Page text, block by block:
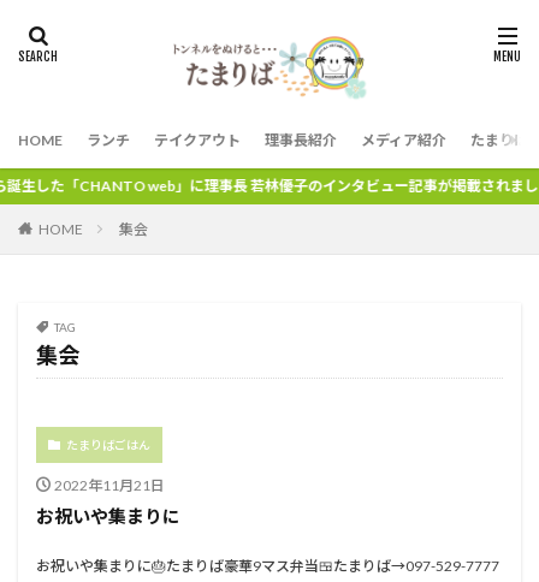
HOME ランチ テイクアウト 理事長紹介 メディア紹介 たまりば
た「CHANTO web」に理事長 若林優子のインタビュー記事が掲載されました
HOME 集会
TAG
集会
たまりばごはん
2022年11月21日
お祝いや集まりに
お祝いや集まりに🎂⁡⁡たまりば豪華9マス弁当🍱⁡⁡⁡⁡⁡たまりば→097-529-7777⁡⁡⁡⁡